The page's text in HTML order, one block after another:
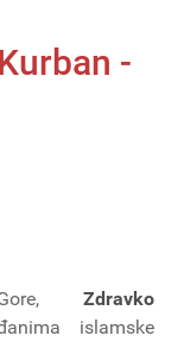
-
Zdravko
islamske